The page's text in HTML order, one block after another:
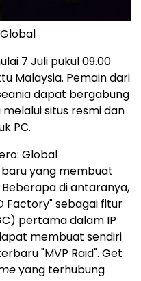
7 Juli pukul 09.00
Malaysia. Pemain dari
dapat bergabung
situs resmi dan
PC.
Global
yang membuat
di antaranya,
Factory" sebagai fitur
pertama dalam IP
membuat sendiri
"MVP Raid". Get
yang terhubung